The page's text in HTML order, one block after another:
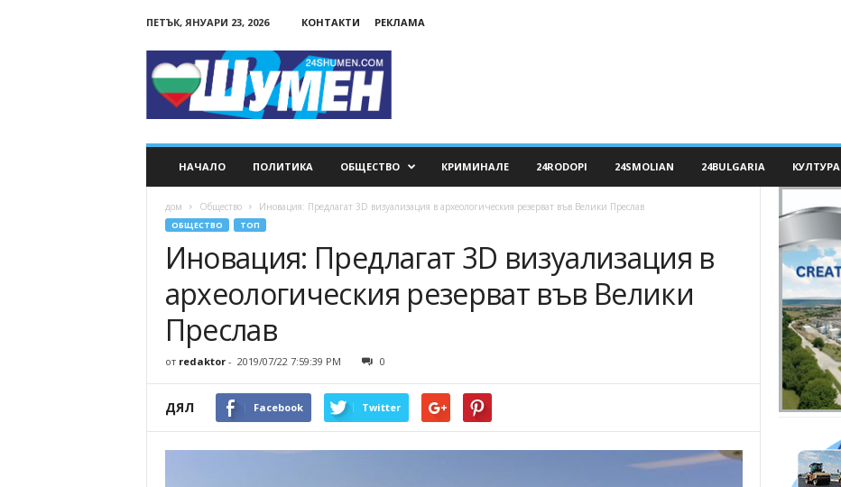
ПЕТЪК, ЯНУАРИ 23, 2026 КОНТАКТИ РЕКЛАМА
НАЧАЛО ПОЛИТИКА ОБЩЕСТВО КРИМИНАЛЕ 24RODOPI 24SMOLIAN 24BULGARIA КУЛТУРА
дом Общество Иновация: Предлагат 3D визуализация в археологическия резерват във Велики Преслав
ОБЩЕСТВО ТОП
Иновация: Предлагат 3D визуализация в
археологическия резерват във Велики
Преслав
от redaktor- 2019/07/22 7:59:39 PM 0
ДЯЛ Facebook Twitter